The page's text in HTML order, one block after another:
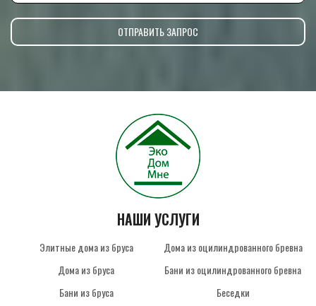
НАШИ УСЛУГИ
Элитные дома из бруса
Дома из бруса
Бани из бруса
Дома из оцилиндрованного бревна
Бани из оцилиндрованного бревна
Беседки